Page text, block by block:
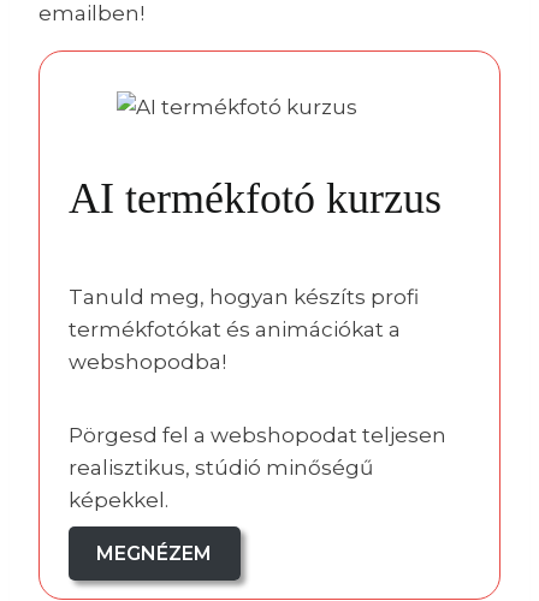
emailben!
AI termékfotó kurzus
Tanuld meg, hogyan készíts profi
termékfotókat és animációkat a
webshopodba!
Pörgesd fel a webshopodat teljesen
realisztikus, stúdió minőségű
képekkel.
MEGNÉZEM